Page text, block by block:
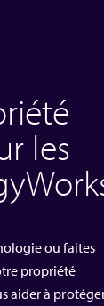
les
ou faites
propriété
aider à